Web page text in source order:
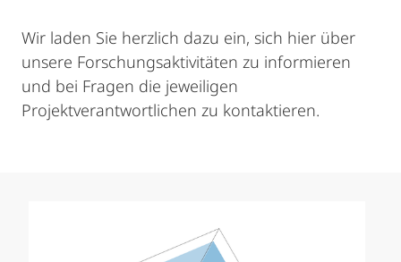
Wir laden Sie herzlich dazu ein, sich hier über
unsere Forschungsaktivitäten zu informieren
und bei Fragen die jeweiligen
Projektverantwortlichen zu kontaktieren.